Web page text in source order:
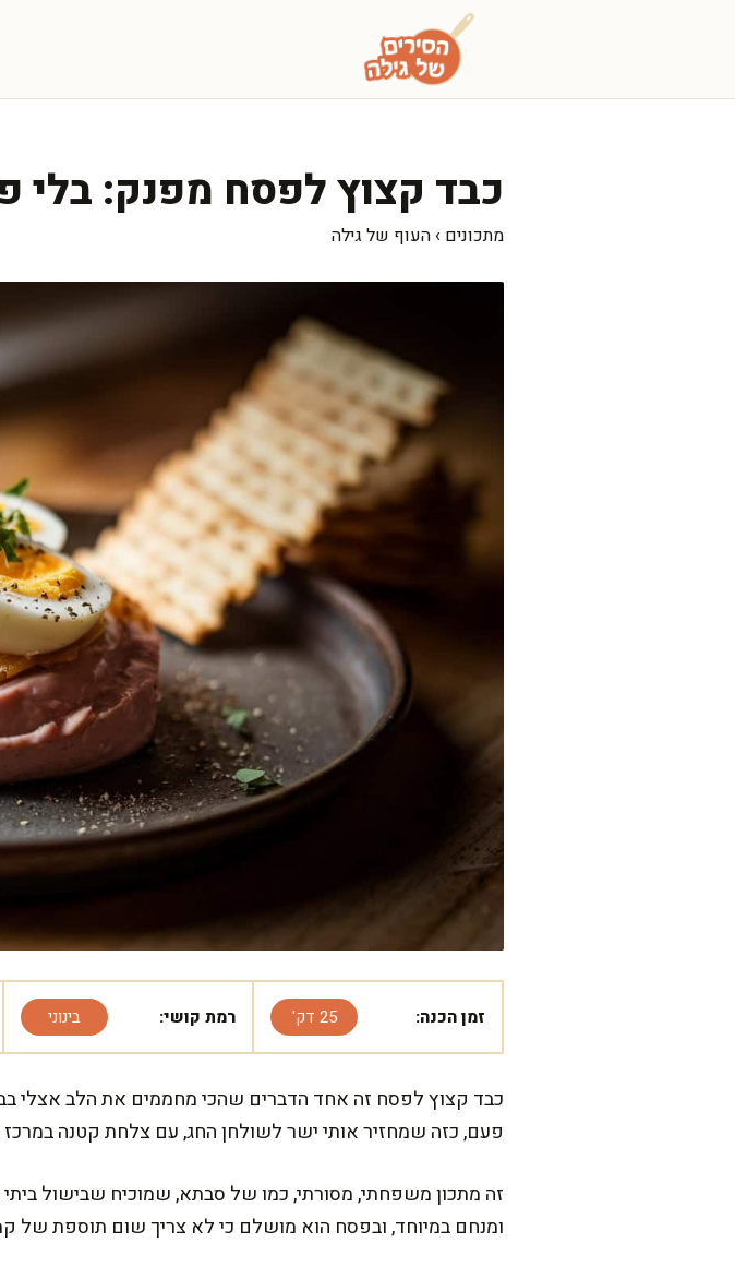
כבד קצוץ לפסח מפנק: בלי
מתכונים › העוף של גילה
זמן הכנה: 25 דק' רמת קושי: בינוני
כבד קצוץ לפסח זה אחד הדברים שהכי מחממים את הלב אצלי
פעם, כזה שמחזיר אותי ישר לשולחן החג, עם צלחת קטנה במרכז
זה מתכון משפחתי, מסורתי, כמו של סבתא, שמוכיח שבישול
ומנחם במיוחד, ובפסח הוא מושלם כי לא צריך שום תוספת של